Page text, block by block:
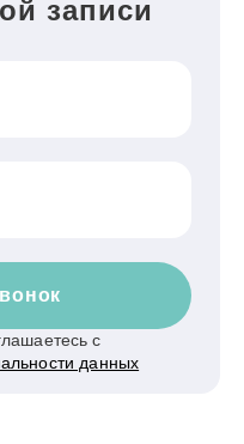
записи
с
данных